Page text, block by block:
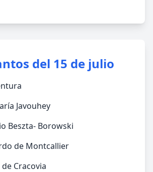
del 15 de julio
Javouhey
Beszta- Borowski
de Montcallier
Cracovia